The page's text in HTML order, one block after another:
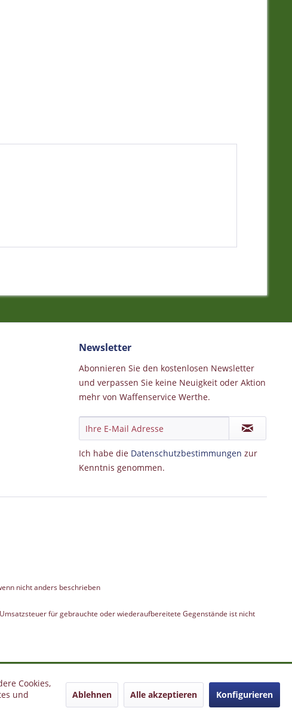
Newsletter
Abonnieren Sie den kostenlosen Newsletter
und verpassen Sie keine Neuigkeit oder Aktion
mehr von Waffenservice Werthe.
Ich habe die Datenschutzbestimmungen zur
Kenntnis genommen.
nicht anders beschrieben
für gebrauchte oder wiederaufbereitete Gegenstände ist nicht
Cookies,
und
Ablehnen Alle akzeptieren Konfigurieren